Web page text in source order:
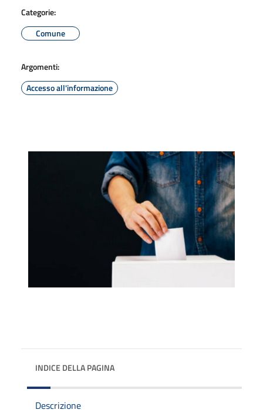
Categorie:
Comune
Argomenti:
Accesso all'informazione
INDICE DELLA PAGINA
Descrizione